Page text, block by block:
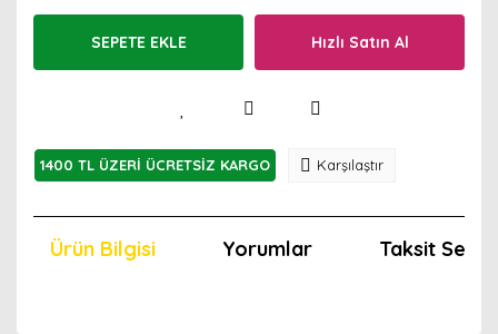
SEPETE EKLE Hızlı Satın Al
1400 TL ÜZERİ ÜCRETSİZ KARGO Karşılaştır
Ürün Bilgisi Yorumlar Taksit